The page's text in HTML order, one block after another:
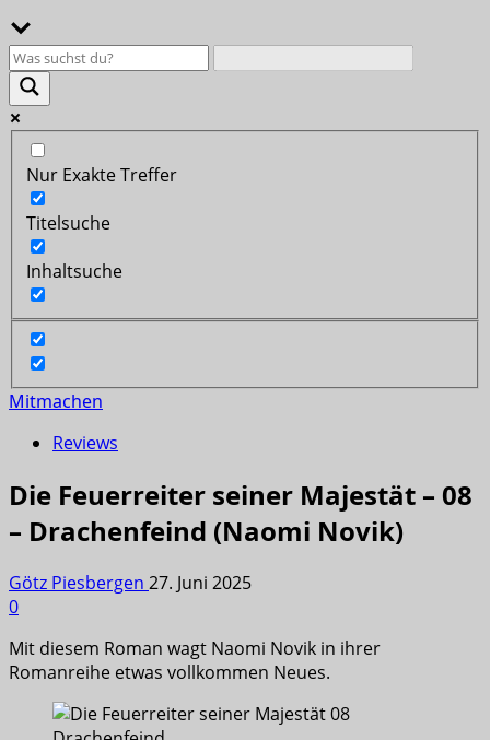
Nur Exakte Treffer
Titelsuche
Inhaltsuche
Mitmachen
Reviews
Die Feuerreiter seiner Majestät – 08
– Drachenfeind (Naomi Novik)
Götz Piesbergen 27. Juni 2025
0
Mit diesem Roman wagt Naomi Novik in ihrer
Romanreihe etwas vollkommen Neues.